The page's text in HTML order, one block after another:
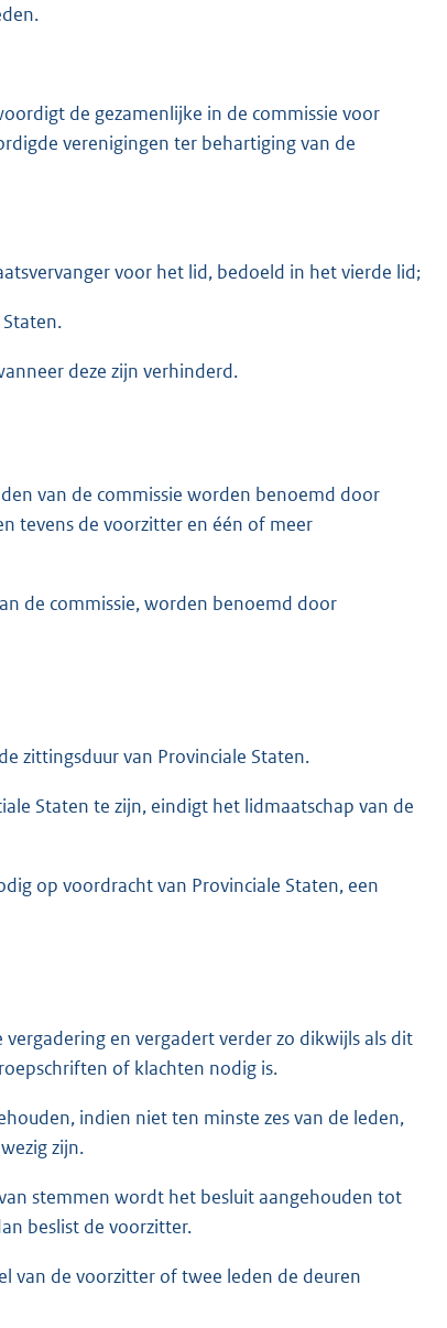
de gezamenlijke in de commissie voor
verenigingen ter behartiging van de
voor het lid, bedoeld in het vierde lid;
deze zijn verhinderd.
van de commissie worden benoemd door
tevens de voorzitter en één of meer
de commissie, worden benoemd door
zittingsduur van Provinciale Staten.
Staten te zijn, eindigt het lidmaatschap van de
op voordracht van Provinciale Staten, een
en vergadert verder zo dikwijls als dit
of klachten nodig is.
indien niet ten minste zes van de leden,
zijn.
stemmen wordt het besluit aangehouden tot
beslist de voorzitter.
van de voorzitter of twee leden de deuren